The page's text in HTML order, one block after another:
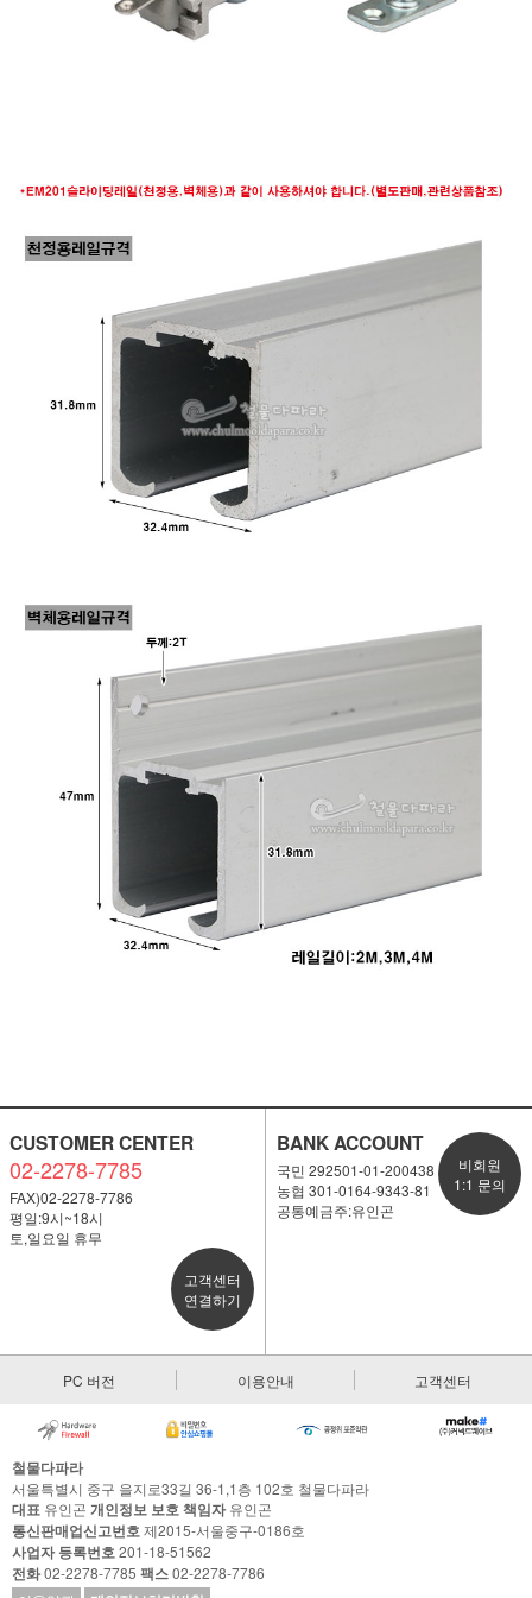
CUSTOMER CENTER
02-2278-7785
FAX)02-2278-7786
평일:9시~18시
토,일요일 휴무
고객센터
연결하기
BANK ACCOUNT
국민 292501-01-200438
농협 301-0164-9343-81
공통예금주:유인곤
비회원
1:1 문의
PC 버전 이용안내 고객센터
철물다파라
서울특별시 중구 을지로33길 36-1,1층 102호 철물다파라
대표 유인곤 개인정보 보호 책임자유인곤
통신판매업신고번호제2015-서울중구-0186호
사업자 등록번호201-18-51562
전화02-2278-7785 팩스02-2278-7786